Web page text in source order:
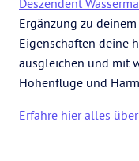
Deszendent
Ergänzung zu
Eigenschaften deine
ausgleichen und mit
Höhenflüge und
Erfahre hier alles